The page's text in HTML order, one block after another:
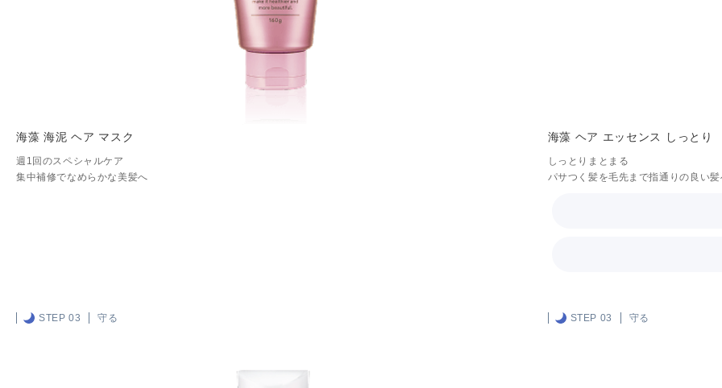
海藻 海泥 ヘア マスク
週1回のスペシャルケア
集中補修でなめらかな美髪へ
海藻 ヘア エッセンス しっとり
しっとりまとまる
パサつく髪を毛先まで指通りの良い髪
STEP 03 守る STEP 03 守る